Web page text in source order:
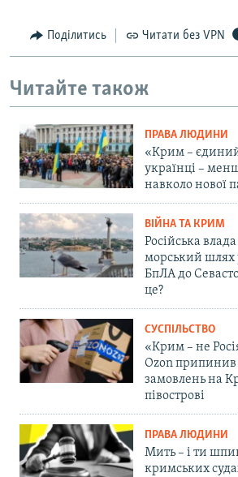
Поділитись Читати без VPN
Читайте також
ПРАВА ЛЮДИНИ
«Крим –
українці –
навколо нової
ВІЙНА ТА КРИМ
Російська
морський шлях
БпЛА до
це?
СУСПІЛЬСТВО
«Крим – не
Ozon
замовлень на
півострові
ПРАВА ЛЮДИНИ
Мить – і ти
кримських